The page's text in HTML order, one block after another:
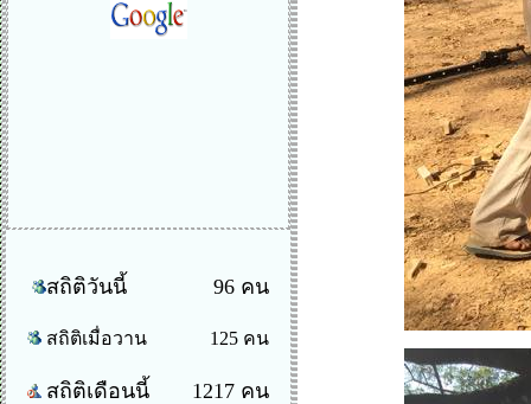
สถิติวันนี้ 96 คน
สถิติเมื่อวาน 125 คน
สถิติเดือนนี้
1217 คน